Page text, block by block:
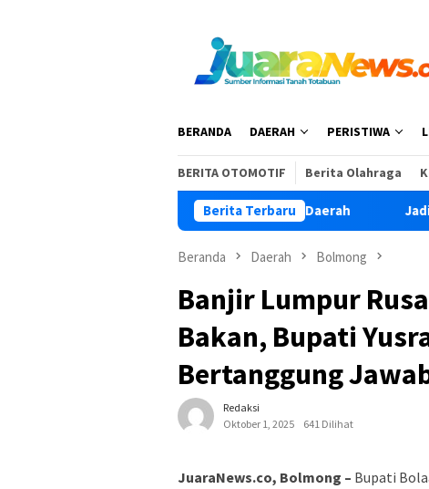
BERANDA DAERAH PERISTIWA
BERITA OTOMOTIF Berita Olahraga
Berita Terbaru
Jadi Pengawal Pembangunan Daerah Jadi
Beranda Daerah Bolmong
Banjir Lumpur
Bakan, Bupati
Bertanggung
Redaksi
Oktober 1, 2025
641 Dilihat
JuaraNews.co, Bolmong – Bupati